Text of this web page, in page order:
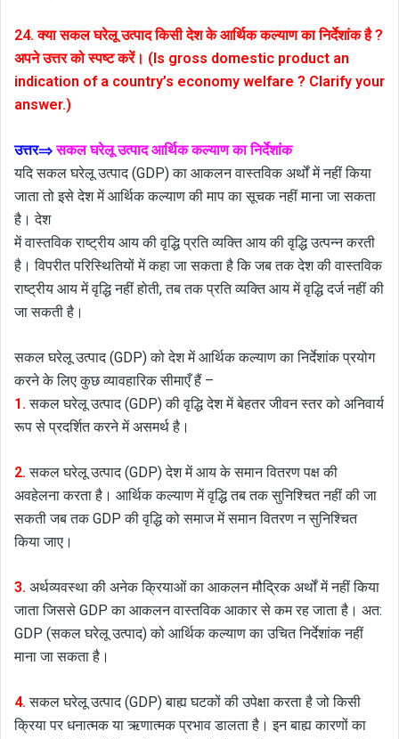
24. क्या सकल घरेलू उत्पाद किसी देश के आर्थिक कल्याण का निर्देशांक है ?
अपने उत्तर को स्पष्ट करें। (Is gross domestic product an
indication of a country’s economy welfare ? Clarify your
answer.)
उत्तर⇒ सकल घरेलू उत्पाद आर्थिक कल्याण का निर्देशांक
यदि सकल घरेलू उत्पाद (GDP) का आकलन वास्तविक अर्थों में नहीं किया
जाता तो इसे देश में आर्थिक कल्याण की माप का सूचक नहीं माना जा सकता
है। देश
में वास्तविक राष्ट्रीय आय की वृद्धि प्रति व्यक्ति आय की वृद्धि उत्पन्न करती
है। विपरीत परिस्थितियों में कहा जा सकता है कि जब तक देश की वास्तविक
राष्ट्रीय आय में वृद्धि नहीं होती, तब तक प्रति व्यक्ति आय में वृद्धि दर्ज नहीं की
जा सकती है।
सकल घरेलू उत्पाद (GDP) को देश में आर्थिक कल्याण का निर्देशांक प्रयोग
करने के लिए कुछ व्यावहारिक सीमाएँ हैं –
1. सकल घरेलू उत्पाद (GDP) की वृद्धि देश में बेहतर जीवन स्तर को अनिवार्य
रूप से प्रदर्शित करने में असमर्थ है।
2. सकल घरेलू उत्पाद (GDP) देश में आय के समान वितरण पक्ष की
अवहेलना करता है। आर्थिक कल्याण में वृद्धि तब तक सुनिश्चित नहीं की जा
सकती जब तक GDP की वृद्धि को समाज में समान वितरण न सुनिश्चित
किया जाए।
3. अर्थव्यवस्था की अनेक क्रियाओं का आकलन मौद्रिक अर्थों में नहीं किया
जाता जिससे GDP का आकलन वास्तविक आकार से कम रह जाता है। अत:
GDP (सकल घरेलू उत्पाद) को आर्थिक कल्याण का उचित निर्देशांक नहीं
माना जा सकता है।
4. सकल घरेलू उत्पाद (GDP) बाह्य घटकों की उपेक्षा करता है जो किसी
क्रिया पर धनात्मक या ऋणात्मक प्रभाव डालता है। इन बाह्य कारणों का